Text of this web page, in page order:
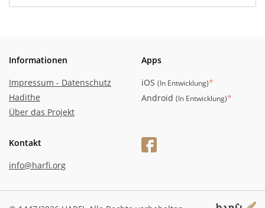
Informationen
Impressum - Datenschutz
Hadithe
Über das Projekt
Apps
iOS (In Entwicklung)*
Android (In Entwicklung)*
Kontakt
info@harfi.org